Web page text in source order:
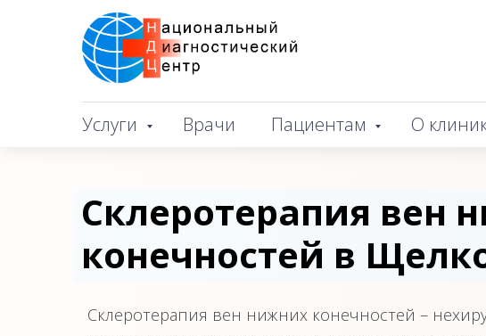
Услуги Врачи Пациентам О
Склеротерапия вен
конечностей в
Склеротерапия вен нижних конечностей –